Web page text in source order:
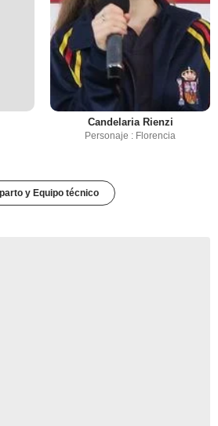
Candelaria Rienzi
Personaje : Florencia
y Equipo técnico